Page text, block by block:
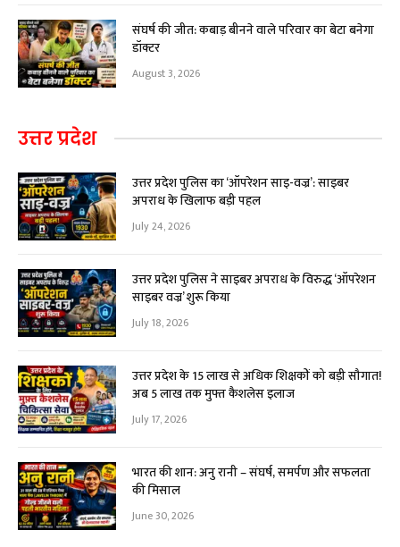
संघर्ष की जीत: कबाड़ बीनने वाले परिवार का बेटा बनेगा
डॉक्टर
August 3, 2026
उत्तर प्रदेश
उत्तर प्रदेश पुलिस का ‘ऑपरेशन साइ-वज्र’: साइबर
अपराध के खिलाफ बड़ी पहल
July 24, 2026
उत्तर प्रदेश पुलिस ने साइबर अपराध के विरुद्ध ‘ऑपरेशन
साइबर वज्र’ शुरू किया
July 18, 2026
उत्तर प्रदेश के 15 लाख से अधिक शिक्षकों को बड़ी सौगात!
अब ₹5 लाख तक मुफ्त कैशलेस इलाज
July 17, 2026
भारत की शान: अनु रानी – संघर्ष, समर्पण और सफलता
की मिसाल
June 30, 2026